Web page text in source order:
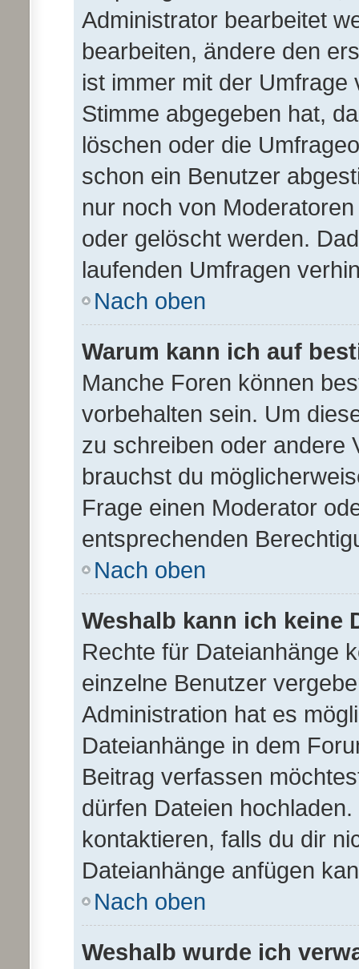
Administrator bearbeitet
bearbeiten, ändere den
ist immer mit der
Stimme abgegeben hat,
löschen oder die
schon ein Benutzer
nur noch von
oder gelöscht werden.
laufenden Umfragen
Nach oben
Warum kann ich auf
Manche Foren können
vorbehalten sein. Um
zu schreiben oder andere
brauchst du
Frage einen Moderator
entsprechenden
Nach oben
Weshalb kann ich keine
Rechte für Dateianhänge
einzelne Benutzer
Administration hat es
Dateianhänge in dem
Beitrag verfassen
dürfen Dateien
kontaktieren, falls du dir
Dateianhänge anfügen
Nach oben
Weshalb wurde ich